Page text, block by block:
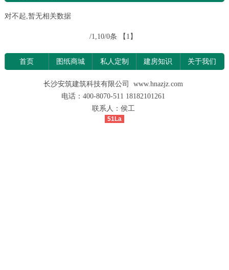
对不起,暂无相关数据
/1,10/0条 【1】
首页 图纸商城 私人定制 建房知识 关于我们
长沙安筑建筑科技有限公司 www.hnazjz.com
电话：400-8070-511 18182101261
联系人：侯工
51La